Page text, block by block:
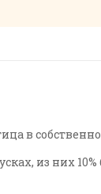
в
из них